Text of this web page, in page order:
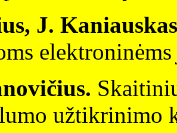
J.
elektroninėms
užtikrinimo